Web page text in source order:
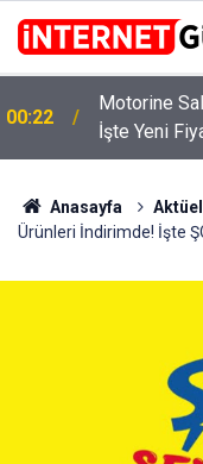
00:22
Motorine
İşte Yeni
15:58
Neşet
Verdi?
Edildi
Anasayfa Aktüel
Ürünleri İndirimde! İşte